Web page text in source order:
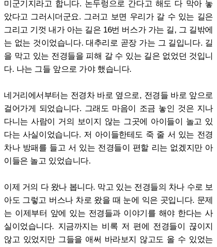
미군기지라고 합니다. 논두렁으로 간다고 해도 다 막아 놓
았다고 그러시더군요. 그러고 보면 우리가 갈 수 있는 길은
그리고 기껏 내가 아는 길은 16번 버스가 가는 길, 그 길밖에
는 없는 것이었습니다. 대추리로 곧장 가는 그 길입니다. 길
을 막고 있는 전경들을 피해 갈 수 있는 길은 없었던 것입니
다. 나는 그들 앞으로 가야 했습니다.
네거리에서부터는 전경차 바로 옆으로, 전경들 바로 앞으로
걸어가게 되었습니다. 그래도 마음이 조금 놓인 것은 지나
다니는 사람이 거의 보이지 않는 그곳에 아이들이 놀고 있
다는 사실이었습니다. 저 아이들한테도 죽 줄 서 있는 전경
차나 방패를 들고 서 있는 전경들이 편할 리는 없겠지만 아
이들은 놀고 있었습니다.
이제 거의 다 왔나 봅니다. 막고 있는 전경들의 차나 수로 보
아도 그렇고 버스나 차로 왔을 때 눈에 익은 곳입니다. 문제
는 이제부터 앞에 있는 전경들과 이야기를 해야 한다는 사
실이었습니다. 지금까지는 비록 저 편에 전경들이 끊이지
않고 있었지만 그들을 애써 바라보지 않고도 올 수 있었는